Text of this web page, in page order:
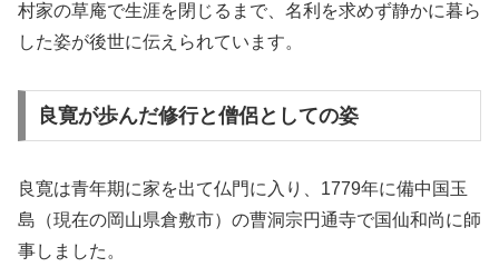
村家の草庵で生涯を閉じるまで、名利を求めず静かに暮ら
した姿が後世に伝えられています。
良寛が歩んだ修行と僧侶としての姿
良寛は青年期に家を出て仏門に入り、1779年に備中国玉
島（現在の岡山県倉敷市）の曹洞宗円通寺で国仙和尚に師
事しました。